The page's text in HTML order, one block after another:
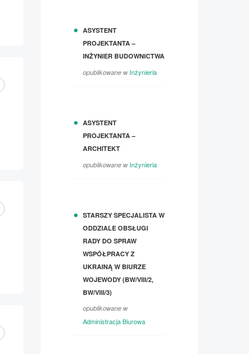
ASYSTENT
PROJEKTANTA –
INŻYNIER BUDOWNICTWA
opublikowane w Inżynieria
ASYSTENT
PROJEKTANTA –
ARCHITEKT
opublikowane w Inżynieria
STARSZY SPECJALISTA W
ODDZIALE OBSŁUGI
RADY DO SPRAW
WSPÓŁPRACY Z
UKRAINĄ W BIURZE
WOJEWODY (BW/VIII/2,
BW/VIII/3)
opublikowane w
Administracja Biurowa